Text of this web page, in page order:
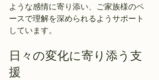
ような感情に寄り添い、ご家族様のペ
ースで理解を深められるようサポート
しています。
日々の変化に寄り添う支
援